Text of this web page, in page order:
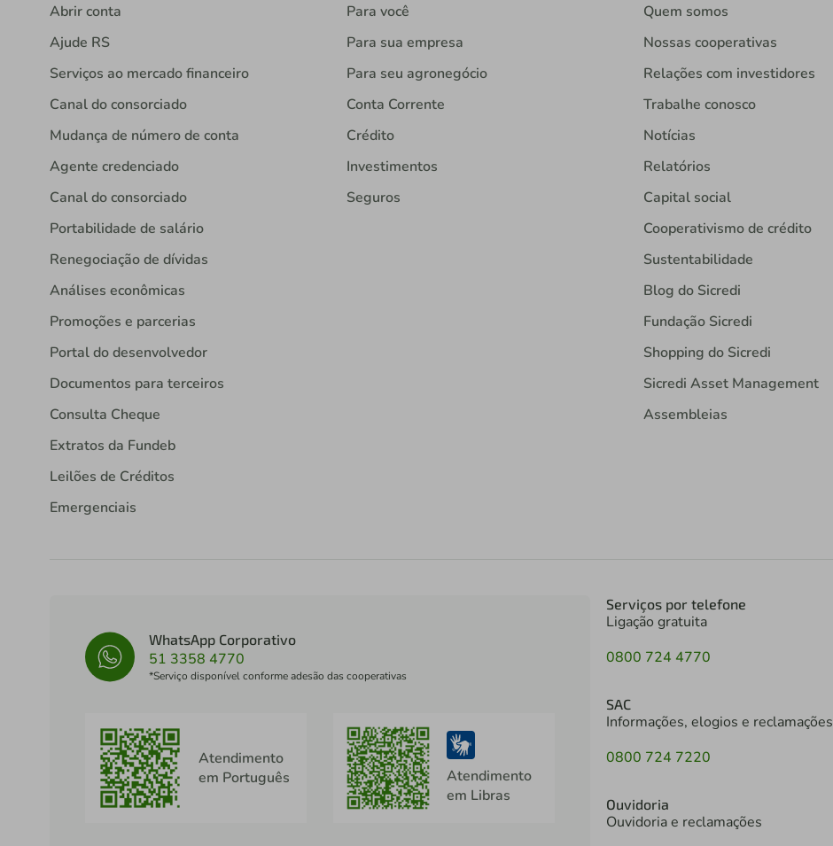
Abrir conta
Ajude RS
Serviços ao mercado financeiro
Canal do consorciado
Mudança de número de conta
Agente credenciado
Canal do consorciado
Portabilidade de salário
Renegociação de dívidas
Análises econômicas
Promoções e parcerias
Portal do desenvolvedor
Documentos para terceiros
Consulta Cheque
Extratos da Fundeb
Leilões de Créditos
Emergenciais
Para você
Para sua empresa
Para seu agronegócio
Conta Corrente
Crédito
Investimentos
Seguros
Quem somos
Nossas cooperativas
Relações com investidores
Trabalhe conosco
Notícias
Relatórios
Capital social
Cooperativismo de crédito
Sustentabilidade
Blog do Sicredi
Fundação Sicredi
Shopping do Sicredi
Sicredi Asset Management
Assembleias
WhatsApp Corporativo
51 3358 4770
*Serviço disponível conforme adesão das cooperativas
Atendimento
em Português
Atendimento
em Libras
Serviços por telefone
Ligação gratuita
0800 724 4770
SAC
Informações, elogios e reclamações
0800 724 7220
Ouvidoria
Ouvidoria e reclamações